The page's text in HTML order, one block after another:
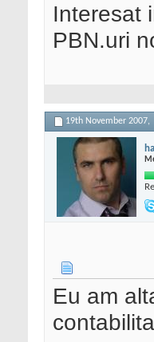
Interesat
PBN.uri
19th November 2007,
Eu am